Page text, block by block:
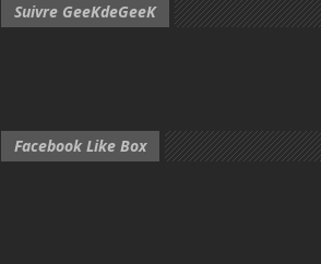
Suivre GeeKdeGeeK
Facebook Like Box